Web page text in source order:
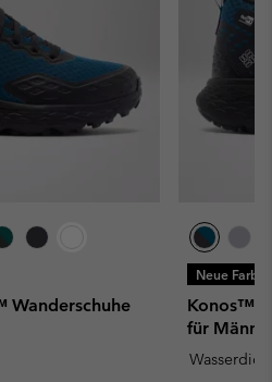
Wanderschuhe
Neue
Konos™
für
Wasserdicht